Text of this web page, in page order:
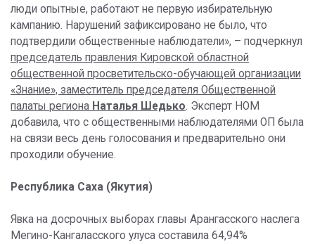
люди опытные, работают не первую избирательную
кампанию. Нарушений зафиксировано не было, что
подтвердили общественные наблюдатели», – подчеркнул
председатель правления Кировской областной
общественной просветительско-обучающей организации
«Знание», заместитель председателя Общественной
палаты региона Наталья Шедько. Эксперт НОМ
добавила, что с общественными наблюдателями ОП была
на связи весь день голосования и предварительно они
проходили обучение.
Республика Саха (Якутия)
Явка на досрочных выборах главы Арангасского наслега
Мегино-Кангаласского улуса составила 64,94%